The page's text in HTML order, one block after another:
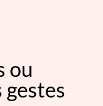
ou
gestes